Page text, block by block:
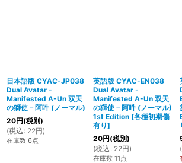
日本語版 CYAC-JP038
Dual Avatar -
Manifested A-Un 双天
の獅使－阿吽 (ノーマル)
20円(税別)
(税込 : 22円)
在庫数 6点
英語版 CYAC-EN038
Dual Avatar -
Manifested A-Un 双天
の獅使－阿吽 (ノーマル)
1st Edition [各種初期傷
有り]
20円(税別)
(税込 : 22円)
在庫数 11点
(